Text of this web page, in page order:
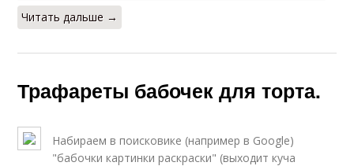
Читать дальше →
Трафареты бабочек для торта.
Набираем в поисковике (например в Google)
"бабочки картинки раскраски" (выходит куча